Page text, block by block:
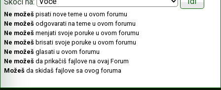
Ne možeš pisati nove teme u ovom forumu
Ne možeš odgovarati na teme u ovom forumu
Ne možeš menjati svoje poruke u ovom forumu
Ne možeš brisati svoje poruke u ovom forumu
Ne možeš glasati u ovom forumu
Ne možeš da prikačiš fajlove na ovaj Forum
Možeš da skidaš fajlove sa ovog foruma